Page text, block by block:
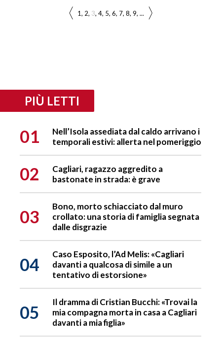
1 2 3 4 5 6 7 8 9 ...
PIÙ LETTI
01
Nell’Isola assediata dal caldo arrivano i
temporali estivi: allerta nel pomeriggio
02
Cagliari, ragazzo aggredito a
bastonate in strada: è grave
03
Bono, morto schiacciato dal muro
crollato: una storia di famiglia segnata
dalle disgrazie
04
Caso Esposito, l’Ad Melis: «Cagliari
davanti a qualcosa di simile a un
tentativo di estorsione»
05
Il dramma di Cristian Bucchi: «Trovai la
mia compagna morta in casa a Cagliari
davanti a mia figlia»